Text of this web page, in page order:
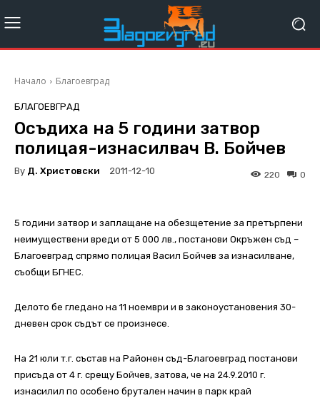
Начало Благоевград
БЛАГОЕВГРАД
Осъдиха на 5 години затвор
полицая-изнасилвач В. Бойчев
By Д. Христовски 2011-12-10 0
220
5 години затвор и заплащане на обезщетение за претърпени
неимуществени вреди от 5 000 лв., постанови Окръжен съд –
Благоевград спрямо полицая Васил Бойчев за изнасилване,
съобщи БГНЕС.
Делото бе гледано на 11 ноември и в законоустановения 30-
дневен срок съдът се произнесе.
На 21 юли т.г. състав на Районен съд-Благоевград постанови
присъда от 4 г. срещу Бойчев, затова, че на 24.9.2010 г.
изнасилил по особено брутален начин в парк край